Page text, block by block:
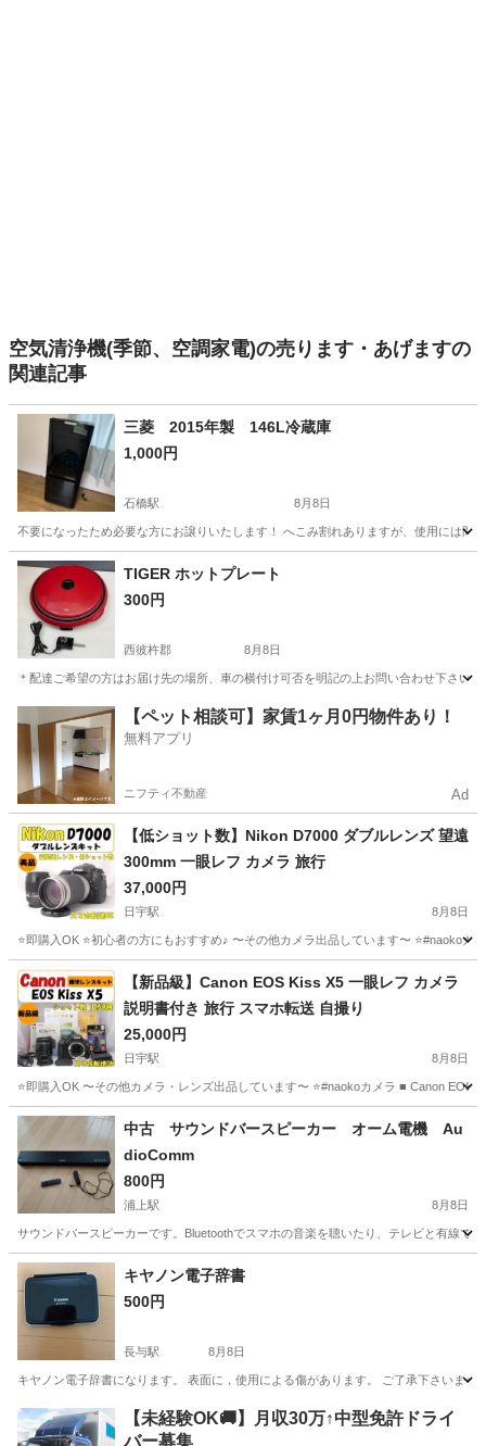
空気清浄機(季節、空調家電)の売ります・あげますの
関連記事
三菱 2015年製 146L冷蔵庫
1,000円
石橋駅 8月8日
不要になったため必要な方にお譲りいたします！ へこみ割れありますが、使用には問
長崎 長崎市 キッチン家電
TIGER ホットプレート
300円
西彼杵郡 8月8日
＊配達ご希望の方はお届け先の場所、車の横付け可否を明記の上お問い合わせ下さい
西彼杵郡 キッチン家電
【ペット相談可】家賃1ヶ月0円物件あり！
無料アプリ
ニフティ不動産 Ad
【低ショット数】Nikon D7000 ダブルレンズ 望遠
300mm 一眼レフ カメラ 旅行
37,000円
日宇駅 8月8日
⭐️即購入OK ⭐️初心者の方にもおすすめ♪ 〜その他カメラ出品しています〜 ⭐️#naoko
長崎 佐世保市 日宇駅
【新品級】Canon EOS Kiss X5 一眼レフ カメラ
説明書付き 旅行 スマホ転送 自撮り
25,000円
日宇駅 8月8日
⭐️即購入OK 〜その他カメラ・レンズ出品しています〜 ⭐️#naokoカメラ ■ Canon EOS
長崎 佐世保市 日宇駅 カメラ EOS Kiss X5
中古 サウンドバースピーカー オーム電機 Au
dioComm
800円
浦上駅 8月8日
サウンドバースピーカーです。Bluetoothでスマホの音楽を聴いたり、テレビと有線で
長崎 長崎市 浦上駅 オーディオ
キヤノン電子辞書
500円
長与駅 8月8日
キヤノン電子辞書になります。 表面に，使用による傷があります。 ご了承下さいま
長崎 西彼杵郡 長与駅 その他
【未経験OK🚚】月収30万↑中型免許ドライ
バー募集